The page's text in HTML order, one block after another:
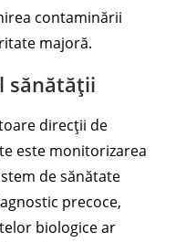
contaminării
majoră.
sănătății
direcții de
este monitorizarea
de sănătate
precoce,
biologice ar